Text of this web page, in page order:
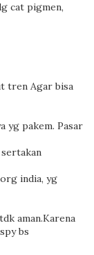
cat pigmen,
tren Agar bisa
yg pakem. Pasar
india, yg
aman.Karena
bs